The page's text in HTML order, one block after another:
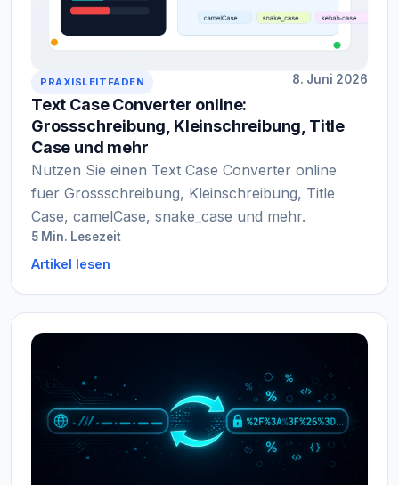
PRAXISLEITFADEN 8. Juni 2026
Text Case Converter online:
Grossschreibung, Kleinschreibung, Title
Case und mehr
Nutzen Sie einen Text Case Converter online
fuer Grossschreibung, Kleinschreibung, Title
Case, camelCase, snake_case und mehr.
5 Min. Lesezeit
Artikel lesen